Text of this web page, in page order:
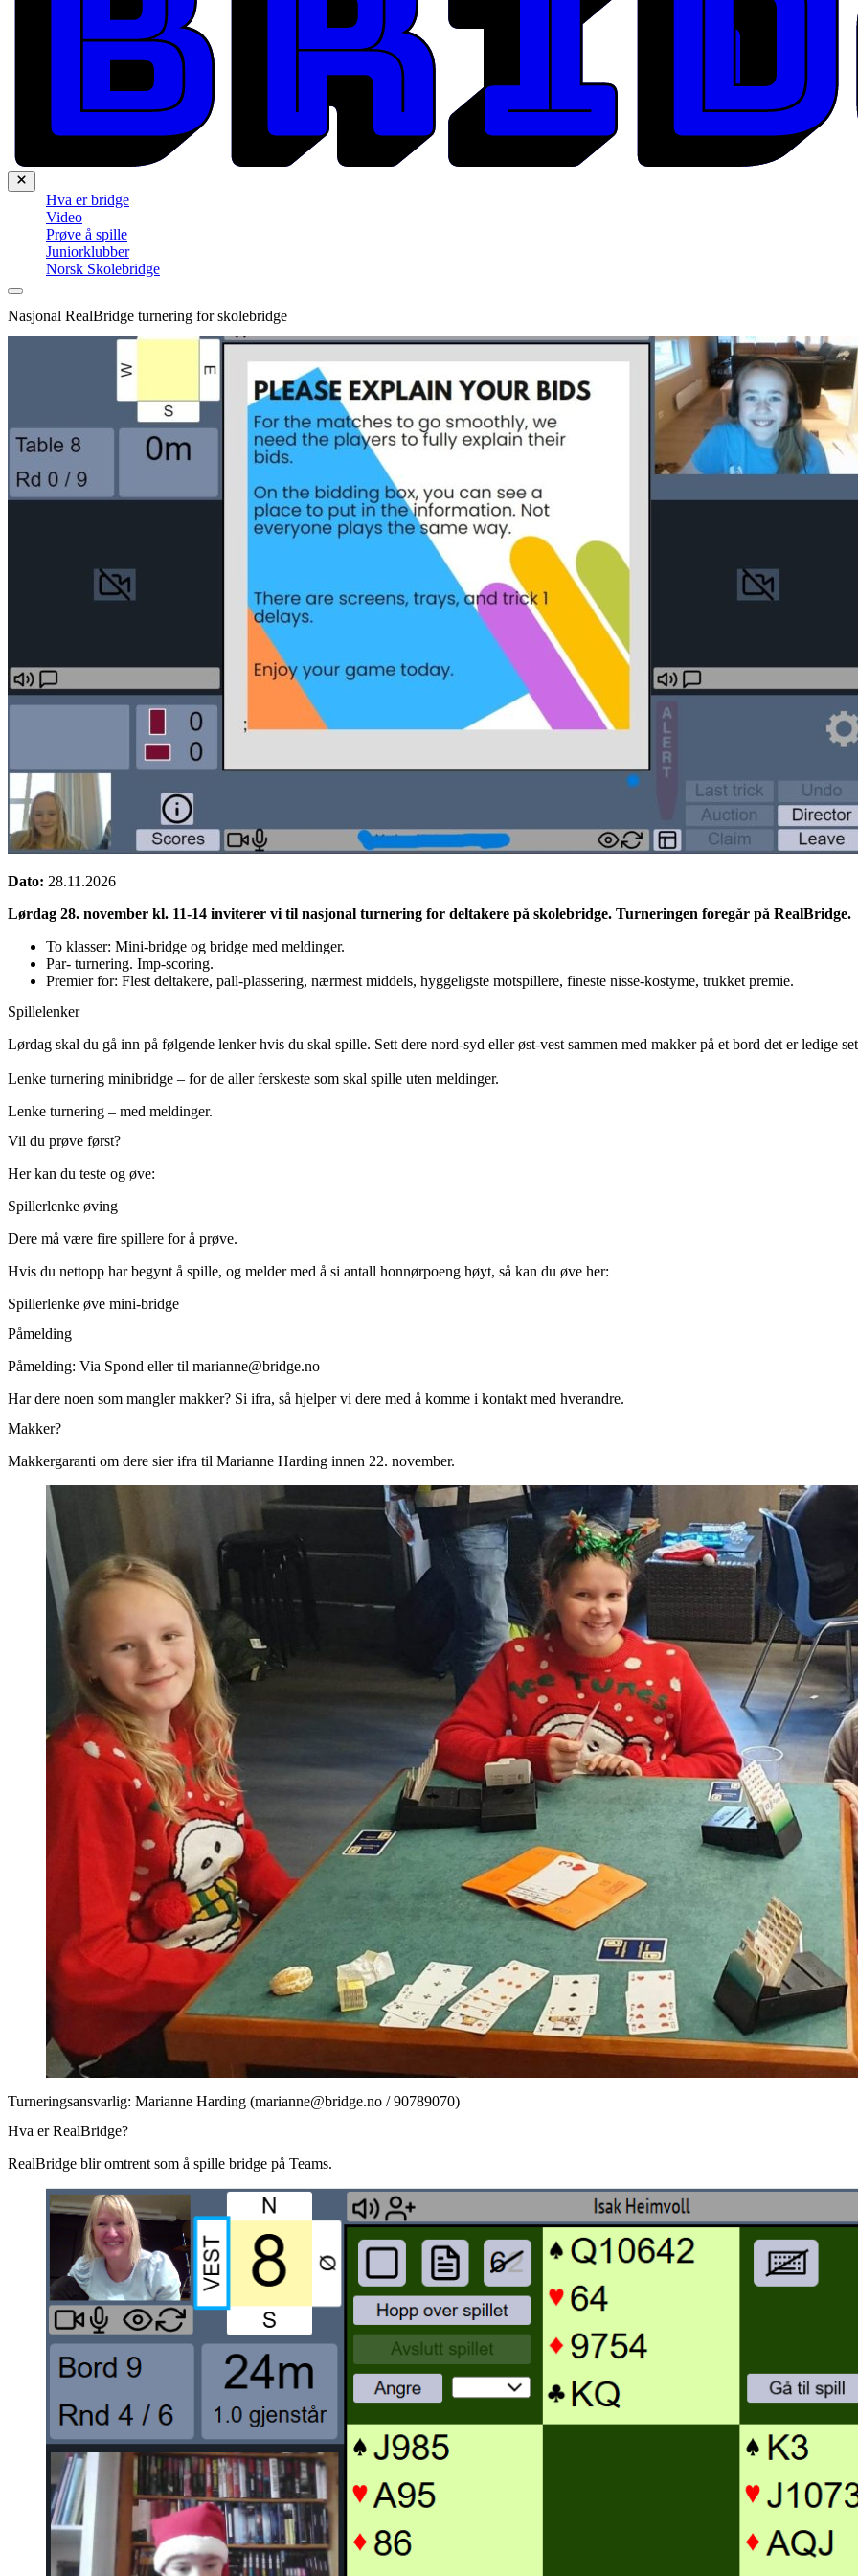
Hva er bridge
Video
Prøve å spille
Juniorklubber
Norsk Skolebridge
Nasjonal RealBridge turnering for skolebridge
Dato: 28.11.2026
Lørdag 28. november kl. 11-14 inviterer vi til nasjonal turnering for deltakere på skolebridge. Turneringen foregår på RealBridge.
To klasser: Mini-bridge og bridge med meldinger.
Par- turnering. Imp-scoring.
Premier for: Flest deltakere, pall-plassering, nærmest middels, hyggeligste motspillere, fineste nisse-kostyme, trukket premie.
Spillelenker
Lørdag skal du gå inn på følgende lenker hvis du skal spille. Sett dere nord-syd eller øst-vest sammen med makker på et bord det er ledige
Lenke turnering minibridge – for de aller ferskeste som skal spille uten meldinger.
Lenke turnering – med meldinger.
Vil du prøve først?
Her kan du teste og øve:
Spillerlenke øving
Dere må være fire spillere for å prøve.
Hvis du nettopp har begynt å spille, og melder med å si antall honnørpoeng høyt, så kan du øve her:
Spillerlenke øve mini-bridge
Påmelding
Påmelding: Via Spond eller til marianne@bridge.no
Har dere noen som mangler makker? Si ifra, så hjelper vi dere med å komme i kontakt med hverandre.
Makker?
Makkergaranti om dere sier ifra til Marianne Harding innen 22. november.
Turneringsansvarlig: Marianne Harding (marianne@bridge.no / 90789070)
Hva er RealBridge?
RealBridge blir omtrent som å spille bridge på Teams.